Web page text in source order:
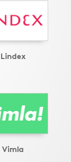
Lindex
Vimla